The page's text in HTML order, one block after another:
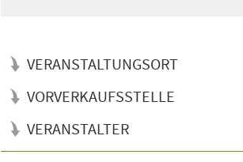
VERANSTALTUNGSORT
VORVERKAUFSSTELLE
VERANSTALTER